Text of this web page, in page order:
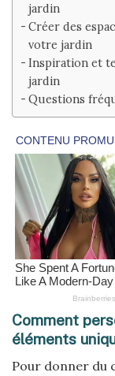
jardin
Créer des
votre jardin
Inspiration et
jardin
Questions
Comment
éléments
Pour donner du